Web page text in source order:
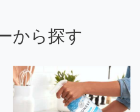
から探す